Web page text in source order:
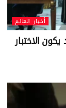
أخبار العالم
الاختبار